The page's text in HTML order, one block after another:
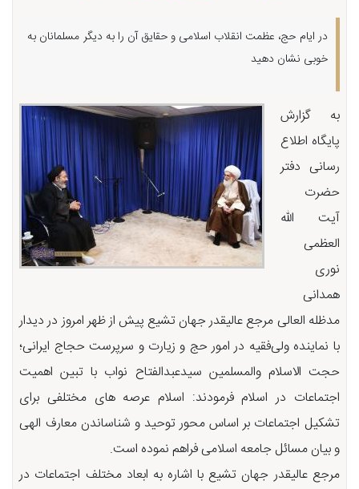
در ایام حج، عظمت انقلاب اسلامی و حقایق آن را به دیگر مسلمانان به
خوبی نشان دهید
به گزارش
پایگاه اطلاع
رسانی دفتر
حضرت
آیت الله
العظمی
نوری
همدانی
مدظله العالی مرجع عالیقدر جهان تشیع پیش از ظهر امروز در دیدار
با نماینده ولی‌فقیه در امور حج و زیارت و سرپرست حجاج ایرانی؛
حجت الاسلام والمسلمین سیدعبدالفتاح نواب با تبین اهمیت
اجتماعات در اسلام فرمودند: اسلام عرصه های مختلفی برای
تشکیل اجتماعات بر اساس محور توحید و شناساندن معارف الهی
و بیان مسائل جامعه اسلامی فراهم نموده است.
مرجع عالیقدر جهان تشیع با اشاره به ابعاد مختلف اجتماعات در